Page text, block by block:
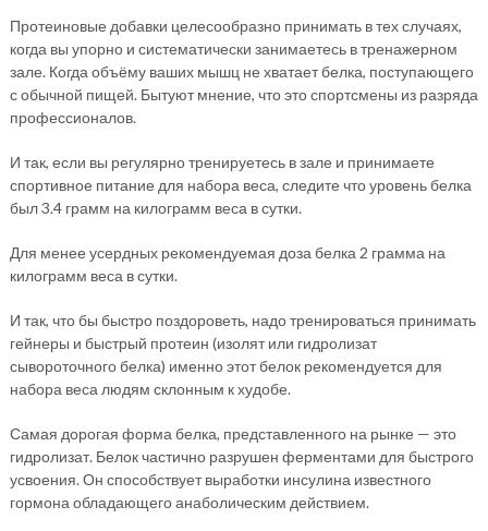
Протеиновые добавки целесообразно принимать в тех случаях,
когда вы упорно и систематически занимаетесь в тренажерном
зале. Когда объёму ваших мышц не хватает белка, поступающего
с обычной пищей. Бытуют мнение, что это спортсмены из разряда
профессионалов.
И так, если вы регулярно тренируетесь в зале и принимаете
спортивное питание для набора веса, следите что уровень белка
был 3.4 грамм на килограмм веса в сутки.
Для менее усердных рекомендуемая доза белка 2 грамма на
килограмм веса в сутки.
И так, что бы быстро поздороветь, надо тренироваться принимать
гейнеры и быстрый протеин (изолят или гидролизат
сывороточного белка) именно этот белок рекомендуется для
набора веса людям склонным к худобе.
Самая дорогая форма белка, представленного на рынке — это
гидролизат. Белок частично разрушен ферментами для быстрого
усвоения. Он способствует выработки инсулина известного
гормона обладающего анаболическим действием.